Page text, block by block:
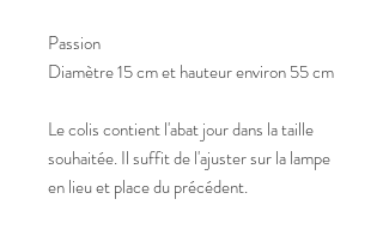
Passion
Diamètre 15 cm et hauteur environ 55 cm
Le colis contient l'abat jour dans la taille
souhaitée. Il suffit de l'ajuster sur la lampe
en lieu et place du précédent.